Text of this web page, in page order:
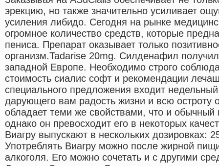
эрекцию, но также значительно усиливает
усиления либидо. Сегодня на рынке
огромное количество средств, которые
пениса. Препарат оказывает только
организм.Tadarise 20mg. Силденафил
западной Европе. Необходимо строго
стоимость сиалис софт и рекомендации
специального предложения входит
дарующего вам радость жизни и всю
обладает теми же свойствами, что и обычный
однако он превосходит его в некоторых
Виагру выпускают в нескольких дозировках:
Употреблять Виагру можно после жирной
алкоголя. Его можно сочетать и с другими